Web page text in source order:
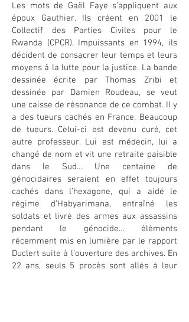
Les mots de Gaël Faye s’appliquent aux
époux Gauthier. Ils créent en 2001 le
Collectif des Parties Civiles pour le
Rwanda (CPCR). Impuissants en 1994, ils
décident de consacrer leur temps et leurs
moyens à la lutte pour la justice. La bande
dessinée écrite par Thomas Zribi et
dessinée par Damien Roudeau, se veut
une caisse de résonance de ce combat. Il y
a des tueurs cachés en France. Beaucoup
de tueurs. Celui-ci est devenu curé, cet
autre professeur. Lui est médecin, lui a
changé de nom et vit une retraite paisible
dans le Sud... Une centaine de
génocidaires seraient en effet toujours
cachés dans l’hexagone, qui a aidé le
régime d’Habyarimana, entraîné les
soldats et livré des armes aux assassins
pendant le génocide… éléments
récemment mis en lumière par le rapport
Duclert suite à l’ouverture des archives. En
22 ans, seuls 5 procès sont allés à leur